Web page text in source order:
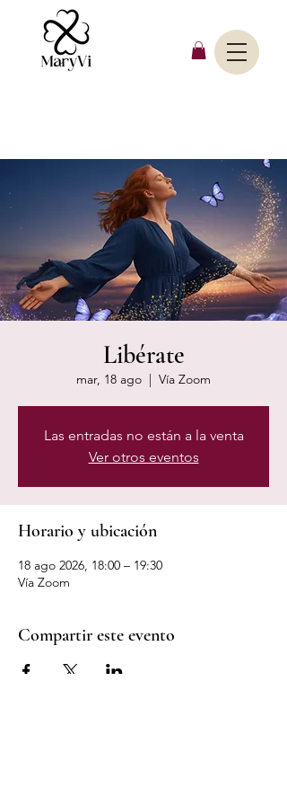
Libérate
mar, 18 ago Vía Zoom
Las entradas no están a la venta
Ver otros eventos
Horario y ubicación
18 ago 2026, 18:00 – 19:30
Vía Zoom
Compartir este evento